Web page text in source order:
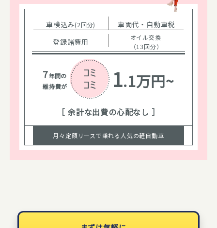
車検込み(2回分)
車両代・自動車税
登録諸費用
オイル交換
（13回分）
7年間の
維持費が
1.1万円~
［ 余計な出費の心配なし ］
月々定額リースで乗れる人気の軽自動車